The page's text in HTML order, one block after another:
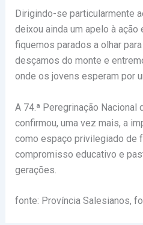
Dirigindo-se particularmente
deixou ainda um apelo à ação
fiquemos parados a olhar
desçamos do monte e
onde os jovens esperam por
A 74.ª Peregrinação Nacional
confirmou, uma vez mais, a
como espaço privilegiado de
compromisso educativo e
gerações.
fonte: Província Salesianos,